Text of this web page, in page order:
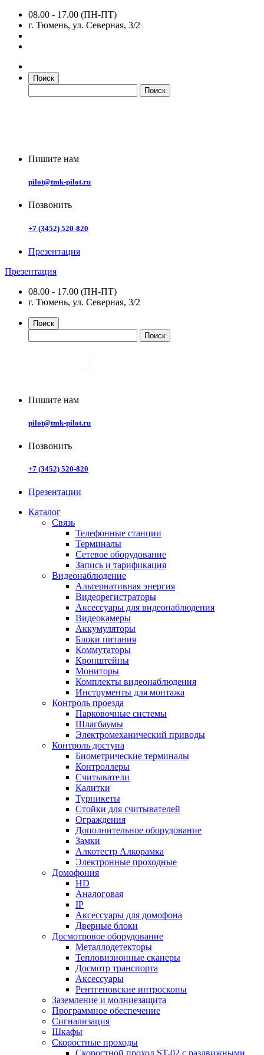
08.00 - 17.00 (ПН-ПТ)
г. Тюмень, ул. Северная, 3/2
Поиск
Пишите нам
pilot@tmk-pilot.ru
Позвонить
+7 (3452) 520-820
Презентация
Презентация
08.00 - 17.00 (ПН-ПТ)
г. Тюмень, ул. Северная, 3/2
Поиск
Пишите нам
pilot@tmk-pilot.ru
Позвонить
+7 (3452) 520-820
Презентации
Каталог
Связь
Телефонные станции
Терминалы
Сетевое оборудование
Запись и тарификация
Видеонаблюдение
Альтернативная энергия
Видеорегистраторы
Аксессуары для видеонаблюдения
Видеокамеры
Аккумуляторы
Блоки питания
Коммутаторы
Кронштейны
Мониторы
Комплекты видеонаблюдения
Инструменты для монтажа
Контроль проезда
Парковочные системы
Шлагбаумы
Электромеханический приводы
Контроль доступа
Биометрические терминалы
Контроллеры
Считыватели
Калитки
Турникеты
Стойки для считывателей
Ограждения
Дополнительное оборудование
Замки
Алкотестр Алкорамка
Электронные проходные
Домофония
HD
Аналоговая
IP
Аксессуары для домофона
Дверные блоки
Досмотровое оборудование
Металлодетекторы
Тепловизионные сканеры
Досмотр транспорта
Аксессуары
Рентгеновские интроскопы
Заземление и молниезащита
Программное обеспечение
Сигнализация
Шкафы
Скоростные проходы